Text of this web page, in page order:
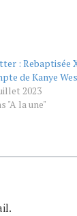
: Rebaptisée
de Kanye
2023
"A la une"